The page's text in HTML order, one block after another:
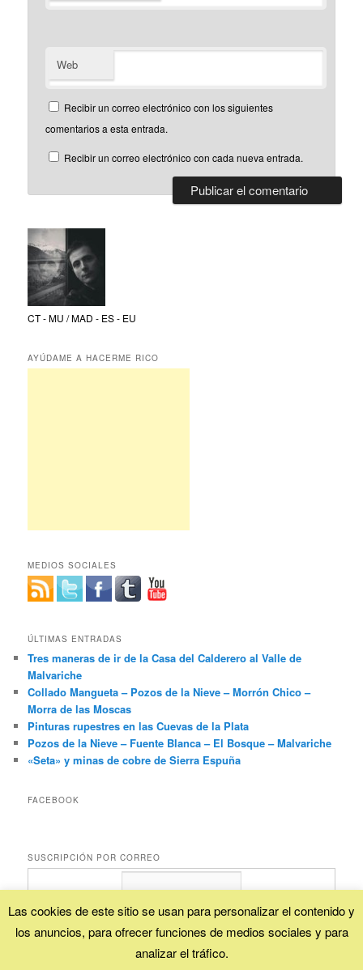
Web
Recibir un correo electrónico con los siguientes
comentarios a esta entrada.
Recibir un correo electrónico con cada nueva entrada.
CT - MU / MAD - ES - EU
AYÚDAME A HACERME RICO
MEDIOS SOCIALES
ÚLTIMAS ENTRADAS
Tres maneras de ir de la Casa del Calderero al Valle de
Malvariche
Collado Mangueta – Pozos de la Nieve – Morrón Chico –
Morra de las Moscas
Pinturas rupestres en las Cuevas de la Plata
Pozos de la Nieve – Fuente Blanca – El Bosque – Malvariche
«Seta» y minas de cobre de Sierra Espuña
FACEBOOK
SUSCRIPCIÓN POR CORREO
Proporcionado porFeedBurner
Las cookies de este sitio se usan para personalizar el contenido y
los anuncios, para ofrecer funciones de medios sociales y para
analizar el tráfico.